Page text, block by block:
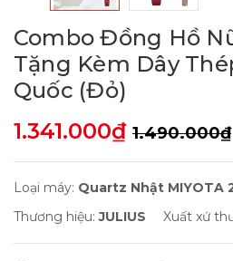
Combo Đồng Hồ
Tặng Kèm Dây
Quốc (Đỏ)
1.341.000₫ 1.490.000₫
Loại máy: Quartz Nhật MIYOTA
Thương hiệu:JULIUS Xuất xứ